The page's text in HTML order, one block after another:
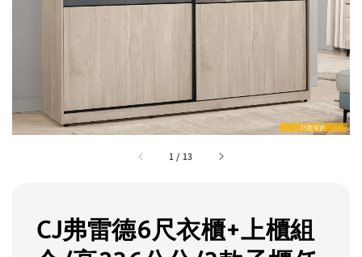
1 / 13
CJ弗雷德6尺衣櫃+上櫃組